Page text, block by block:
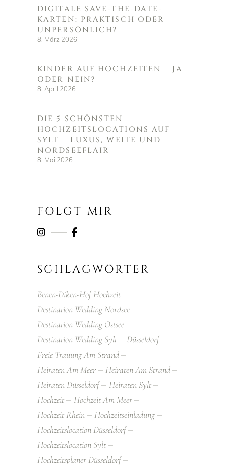
DIGITALE SAVE-THE-DATE-
KARTEN: PRAKTISCH ODER
UNPERSÖNLICH?
8. März 2026
KINDER AUF HOCHZEITEN – JA
ODER NEIN?
8. April 2026
DIE 5 SCHÖNSTEN
HOCHZEITSLOCATIONS AUF
SYLT – LUXUS, WEITE UND
NORDSEEFLAIR
8. Mai 2026
FOLGT MIR
SCHLAGWÖRTER
Benen-Diken-Hof Hochzeit
Destination Wedding Nordsee
Destination Wedding Ostsee
Destination Wedding Sylt
Düsseldorf
Freie Trauung Am Strand
Heiraten Am Meer
Heiraten Am Strand
Heiraten Düsseldorf
Heiraten Sylt
Hochzeit
Hochzeit Am Meer
Hochzeit Rhein
Hochzeitseinladung
Hochzeitslocation Düsseldorf
Hochzeitslocation Sylt
Hochzeitsplaner Düsseldorf